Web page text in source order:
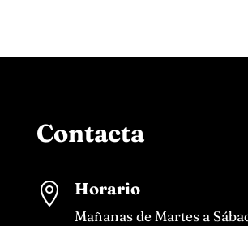
Contacta
 Horario
Mañanas de Martes a